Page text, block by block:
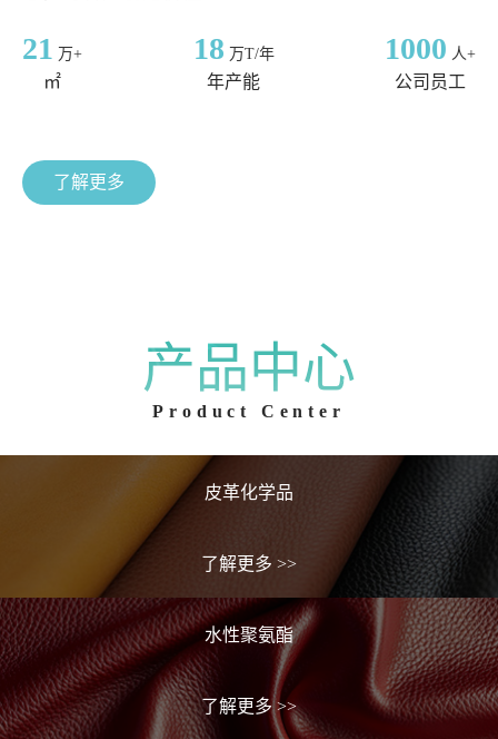
21 万+
㎡
18 万T/年
年产能
1000 人+
公司员工
了解更多
产品中心
Product Center
皮革化学品
了解更多 >>
水性聚氨酯
了解更多 >>